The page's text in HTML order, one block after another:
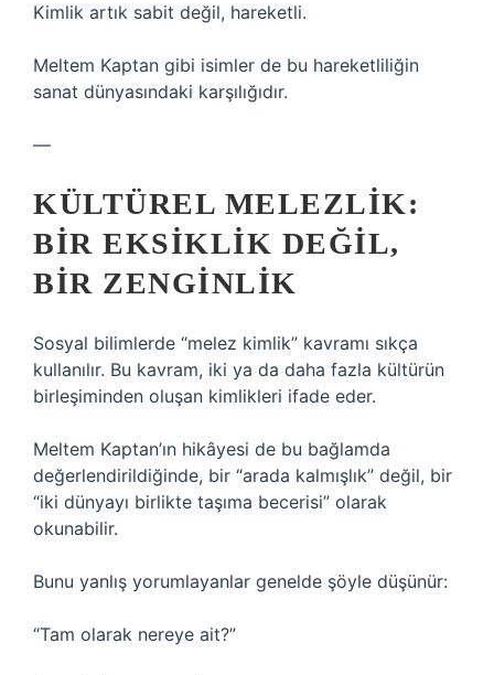
Kimlik artık sabit değil, hareketli.
Meltem Kaptan gibi isimler de bu hareketliliğin
sanat dünyasındaki karşılığıdır.
—
KÜLTÜREL MELEZLIK:
BIR EKSIKLIK DEĞIL,
BIR ZENGINLIK
Sosyal bilimlerde “melez kimlik” kavramı sıkça
kullanılır. Bu kavram, iki ya da daha fazla kültürün
birleşiminden oluşan kimlikleri ifade eder.
Meltem Kaptan’ın hikâyesi de bu bağlamda
değerlendirildiğinde, bir “arada kalmışlık” değil, bir
“iki dünyayı birlikte taşıma becerisi” olarak
okunabilir.
Bunu yanlış yorumlayanlar genelde şöyle düşünür:
“Tam olarak nereye ait?”